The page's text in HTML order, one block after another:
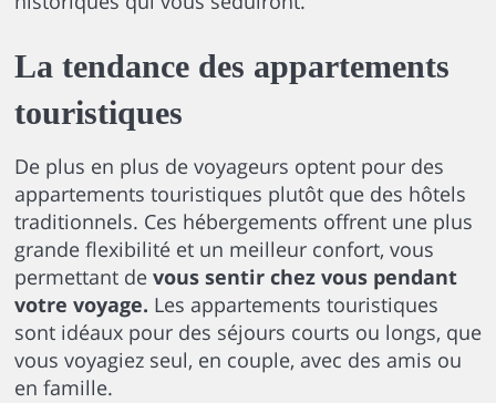
La tendance des appartements
touristiques
De plus en plus de voyageurs optent pour des
appartements touristiques plutôt que des hôtels
traditionnels. Ces hébergements offrent une plus
grande flexibilité et un meilleur confort, vous
permettant de vous sentir chez vous pendant
votre voyage. Les appartements touristiques
sont idéaux pour des séjours courts ou longs, que
vous voyagiez seul, en couple, avec des amis ou
en famille.